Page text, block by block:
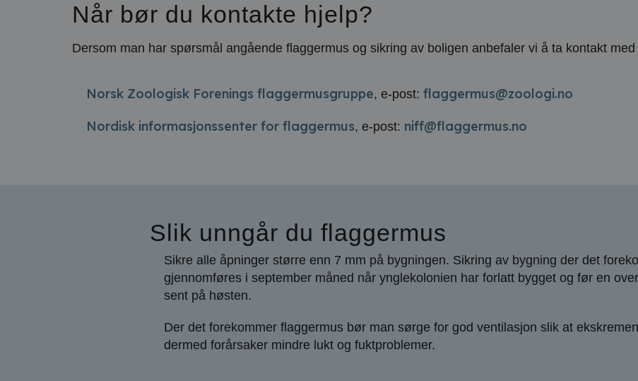
Når bør du kontakte hjelp?
Dersom man har spørsmål angående flaggermus og sikring av boligen anbefaler vi å ta kontakt
Norsk Zoologisk Forenings flaggermusgruppe, e-post: flaggermus@zoologi.no
Nordisk informasjonssenter for flaggermus, e-post: niff@flaggermus.no
Slik unngår du flaggermus
Sikre alle åpninger større enn 7 mm på bygningen. Sikring av bygning der det
gjennomføres i september måned når ynglekolonien har forlatt bygget og før en
sent på høsten.
Der det forekommer flaggermus bør man sørge for god ventilasjon slik at
dermed forårsaker mindre lukt og fuktproblemer.